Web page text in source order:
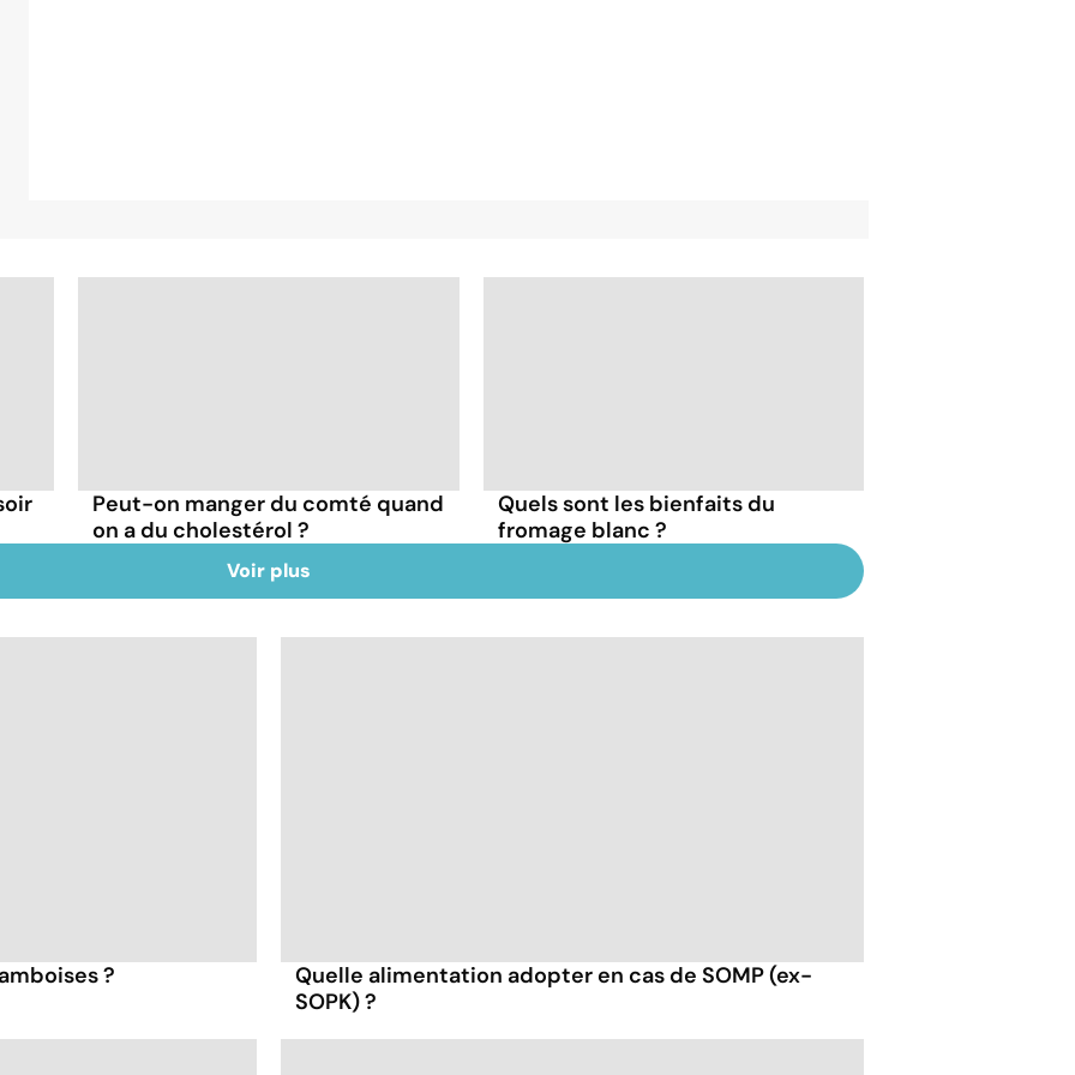
Peut-on manger du comté quand
on a du cholestérol ?
Quels sont les bienfaits du
fromage blanc ?
Voir plus
?
Quelle alimentation adopter en cas de SOMP (ex-
SOPK) ?